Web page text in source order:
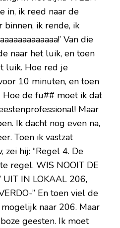
in, ik reed naar de
binnen, ik rende, ik
Van die
naar het luik, en toen
luik. Hoe red je
10 minuten, en toen
Hoe de fu## moet ik dat
Maar
Ik dacht nog even na,
Toen ik vastzat
zei hij: “Regel 4. De
regel. WIS NOOIT DE
UIT IN LOKAAL 206,
” En toen viel de
naar 206. Maar
geesten. Ik moet